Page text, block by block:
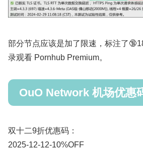
部分节点应该是加了限速，标注了
录观看 Pornhub Premium。
OuO Network 机场优惠
双十二9折优惠码：
2025-12-12-10%OFF